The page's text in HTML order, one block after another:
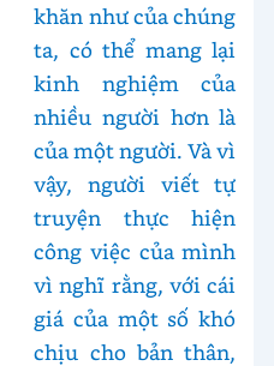
khăn như của chúng
ta, có thể mang lại
kinh nghiệm của
nhiều người hơn là
của một người. Và vì
vậy, người viết tự
truyện thực hiện
công việc của mình
vì nghĩ rằng, với cái
giá của một số khó
chịu cho bản thân,